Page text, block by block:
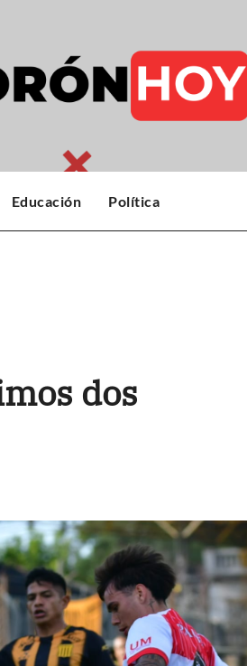
Educación Política
dos